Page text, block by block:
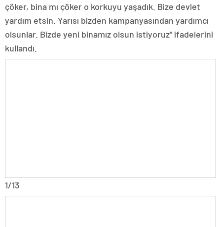
çöker, bina mı çöker o korkuyu yaşadık. Bize devlet
yardım etsin. Yarısı bizden kampanyasından yardımcı
olsunlar. Bizde yeni binamız olsun istiyoruz” ifadelerini
kullandı.
1/13